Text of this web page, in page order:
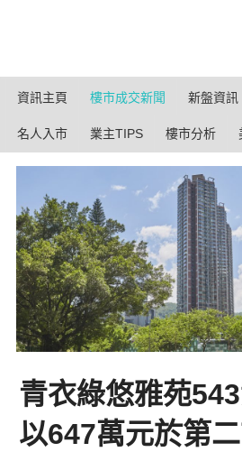
資訊主頁 樓市成交新聞 新盤資訊
名人入市 業主TIPS 樓市分析
青衣綠悠雅苑
以647萬元於第